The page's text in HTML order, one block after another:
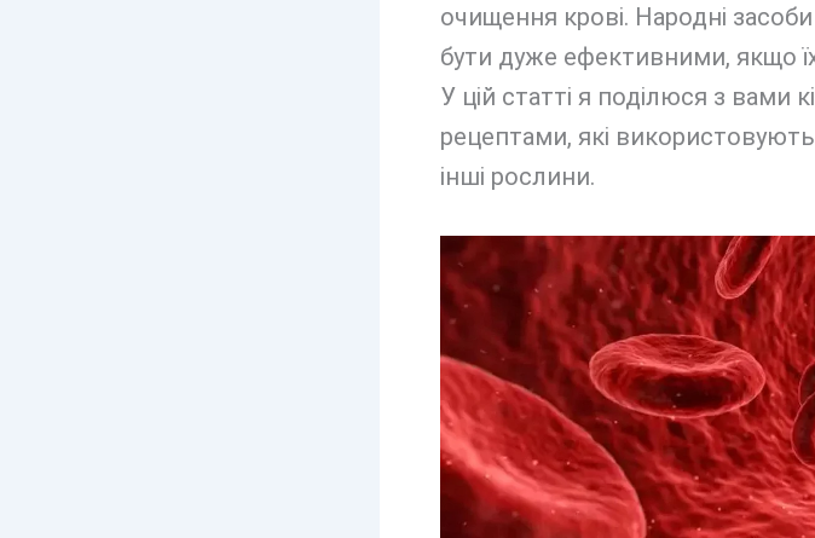
очищення крові. Народні
бути дуже ефективними, якщо
У цій статті я поділюся з вами
рецептами, які
інші рослини.